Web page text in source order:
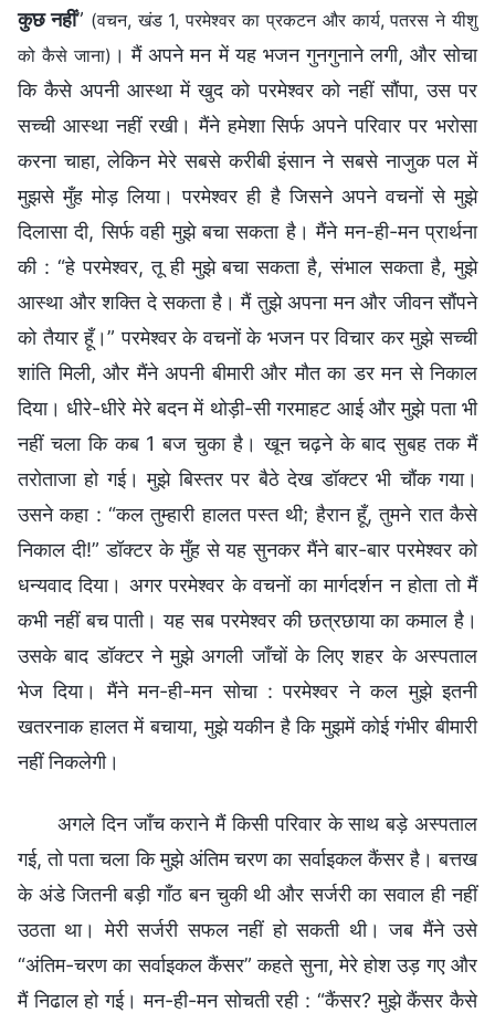
कुछ नहीं” (वचन, खंड 1, परमेश्वर का प्रकटन और कार्य, पतरस ने यीशु
को कैसे जाना) । मैं अपने मन में यह भजन गुनगुनाने लगी, और सोचा
कि कैसे अपनी आस्था में खुद को परमेश्वर को नहीं सौंपा, उस पर
सच्ची आस्था नहीं रखी। मैंने हमेशा सिर्फ अपने परिवार पर भरोसा
करना चाहा, लेकिन मेरे सबसे करीबी इंसान ने सबसे नाजुक पल में
मुझसे मुँह मोड़ लिया। परमेश्वर ही है जिसने अपने वचनों से मुझे
दिलासा दी, सिर्फ वही मुझे बचा सकता है। मैंने मन-ही-मन प्रार्थना
की : “हे परमेश्वर, तू ही मुझे बचा सकता है, संभाल सकता है, मुझे
आस्था और शक्ति दे सकता है। मैं तुझे अपना मन और जीवन सौंपने
को तैयार हूँ।” परमेश्वर के वचनों के भजन पर विचार कर मुझे सच्ची
शांति मिली, और मैंने अपनी बीमारी और मौत का डर मन से निकाल
दिया। धीरे-धीरे मेरे बदन में थोड़ी-सी गरमाहट आई और मुझे पता भी
नहीं चला कि कब 1 बज चुका है। खून चढ़ने के बाद सुबह तक मैं
तरोताजा हो गई। मुझे बिस्तर पर बैठे देख डॉक्टर भी चौंक गया।
उसने कहा : “कल तुम्हारी हालत पस्त थी; हैरान हूँ, तुमने रात कैसे
निकाल दी!” डॉक्टर के मुँह से यह सुनकर मैंने बार-बार परमेश्वर को
धन्यवाद दिया। अगर परमेश्वर के वचनों का मार्गदर्शन न होता तो मैं
कभी नहीं बच पाती। यह सब परमेश्वर की छत्रछाया का कमाल है।
उसके बाद डॉक्टर ने मुझे अगली जाँचों के लिए शहर के अस्पताल
भेज दिया। मैंने मन-ही-मन सोचा : परमेश्वर ने कल मुझे इतनी
खतरनाक हालत में बचाया, मुझे यकीन है कि मुझमें कोई गंभीर बीमारी
नहीं निकलेगी।
अगले दिन जाँच कराने मैं किसी परिवार के साथ बड़े अस्पताल
गई, तो पता चला कि मुझे अंतिम चरण का सर्वाइकल कैंसर है। बत्तख
के अंडे जितनी बड़ी गाँठ बन चुकी थी और सर्जरी का सवाल ही नहीं
उठता था। मेरी सर्जरी सफल नहीं हो सकती थी। जब मैंने उसे
“अंतिम-चरण का सर्वाइकल कैंसर” कहते सुना, मेरे होश उड़ गए और
मैं निढाल हो गई। मन-ही-मन सोचती रही : “कैंसर? मुझे कैंसर कैसे